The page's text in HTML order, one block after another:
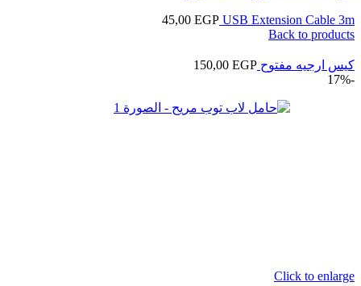
USB Extension Cable 3m
45,00 EGP
Back to products
كيس ارجيه مفتوح 150,00 EGP
-17%
Click to enlarge